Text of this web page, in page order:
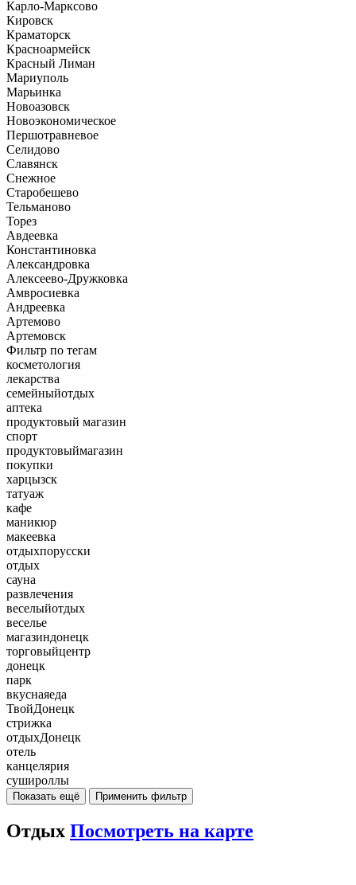
Карло-Марксово
Кировск
Краматорск
Красноармейск
Красный Лиман
Мариуполь
Марьинка
Новоазовск
Новоэкономическое
Першотравневое
Селидово
Славянск
Снежное
Старобешево
Тельманово
Торез
Авдеевка
Константиновка
Александровка
Алексеево-Дружковка
Амвросиевка
Андреевка
Артемово
Артемовск
Фильтр по тегам
косметология
лекарства
семейныйотдых
аптека
продуктовый магазин
спорт
продуктовыймагазин
покупки
харцызск
татуаж
кафе
маникюр
макеевка
отдыхпорусски
отдых
сауна
развлечения
веселыйотдых
веселье
магазиндонецк
торговыйцентр
донецк
парк
вкуснаяеда
ТвойДонецк
стрижка
отдыхДонецк
отель
канцелярия
сушироллы
Показать ещё Применить фильтр
Отдых Посмотреть на карте